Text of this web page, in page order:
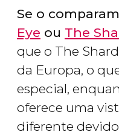
Se o
Eye ou The
que o The
da Europa, o
especial,
oferece uma
diferente